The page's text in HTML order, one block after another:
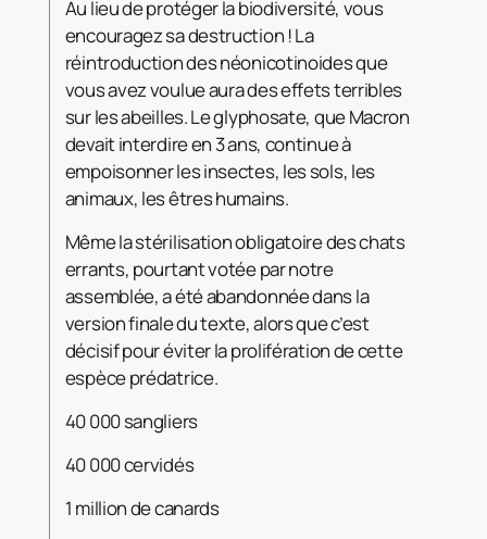
Au lieu de protéger la biodiversité, vous
encouragez sa destruction ! La
réintroduction des néonicotinoides que
vous avez voulue aura des effets terribles
sur les abeilles. Le glyphosate, que Macron
devait interdire en 3 ans, continue à
empoisonner les insectes, les sols, les
animaux, les êtres humains.
Même la stérilisation obligatoire des chats
errants, pourtant votée par notre
assemblée, a été abandonnée dans la
version finale du texte, alors que c’est
décisif pour éviter la prolifération de cette
espèce prédatrice.
40 000 sangliers
40 000 cervidés
1 million de canards